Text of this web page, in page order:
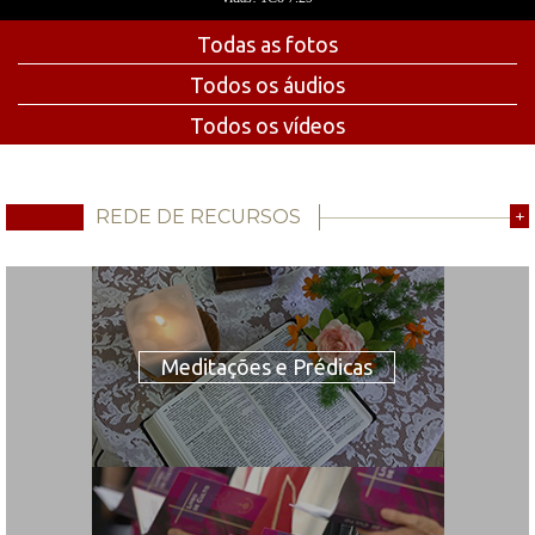
Todas as fotos
Todos os áudios
Todos os vídeos
REDE DE RECURSOS +
Meditações e Prédicas